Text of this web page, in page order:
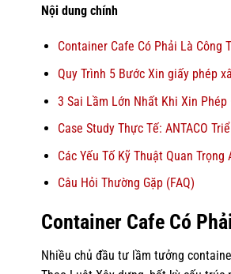
Nội dung chính
Container Cafe Có Phải Là Công
Quy Trình 5 Bước Xin giấy phép
3 Sai Lầm Lớn Nhất Khi Xin
Case Study Thực Tế: ANTACO
Các Yếu Tố Kỹ Thuật Quan
Câu Hỏi Thường Gặp (FAQ)
Container Cafe Có
Nhiều chủ đầu tư lầm tưởng